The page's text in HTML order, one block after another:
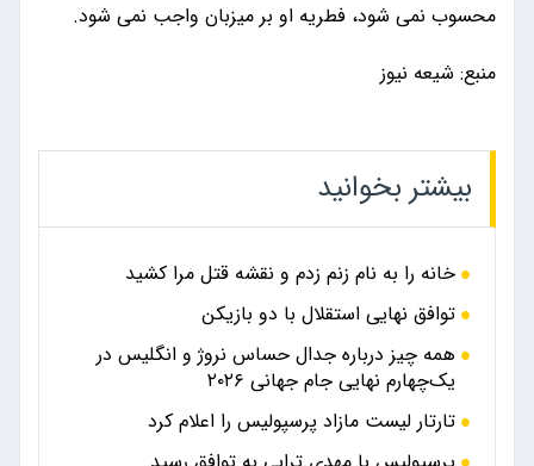
محسوب نمی شود، فطریه او بر میزبان واجب نمی شود.
منبع: شیعه نیوز
بیشتر بخوانید
خانه را به نام زنم زدم و نقشه قتل مرا کشید
توافق نهایی استقلال با دو بازیکن
همه چیز درباره جدال حساس نروژ و انگلیس در
یک‌چهارم نهایی جام جهانی ۲۰۲۶
تارتار لیست مازاد پرسپولیس را اعلام کرد